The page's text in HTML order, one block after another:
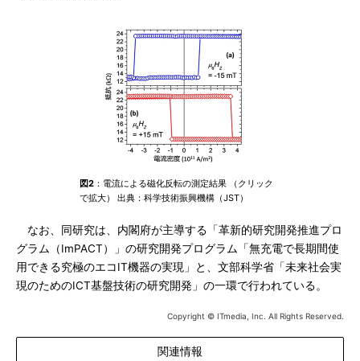
図2 ：電流による磁化反転の測定結果 （クリック
で拡大） 出典：科学技術振興機構（JST）
なお、同研究は、内閣府が主導する「革新的研究開発推進プロ
グラム（ImPACT）」の研究開発プログラム「無充電で長期間使
用できる究極のエコIT機器の実現」と、文部科学省「未来社会実
現のためのICT基盤技術の研究開発」の一環で行われている。
Copyright © ITmedia, Inc. All Rights Reserved.
関連情報